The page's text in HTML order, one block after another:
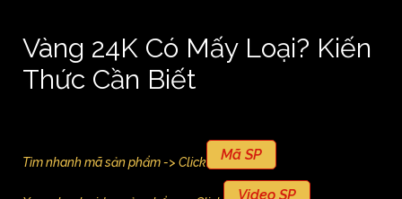
Vàng 24K Có Mấy Loại? Kiến
Thức Cần Biết
Tìm nhanh mã sản phẩm -> Click Mã SP
Video SP